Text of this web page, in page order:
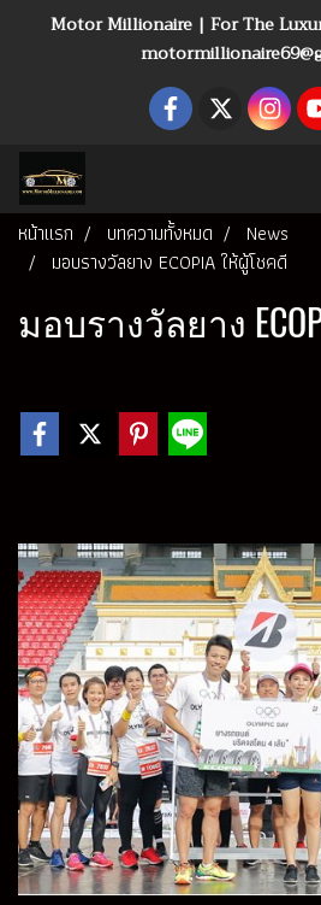
Motor Millionaire | For The
หน้าแรก บทความทั้งหมด
News
มอบรางวัลยาง ECOPIA ให้ผู้โชคดี
มอบรางวัลยาง